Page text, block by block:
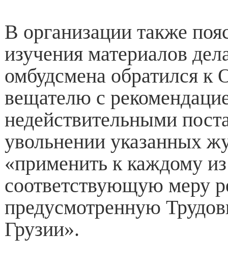
В организации также
изучения материалов
омбудсмена обратился к
вещателю с
недействительными
увольнении указанных
«применить к каждому
соответствующую меру
предусмотренную
Грузии».